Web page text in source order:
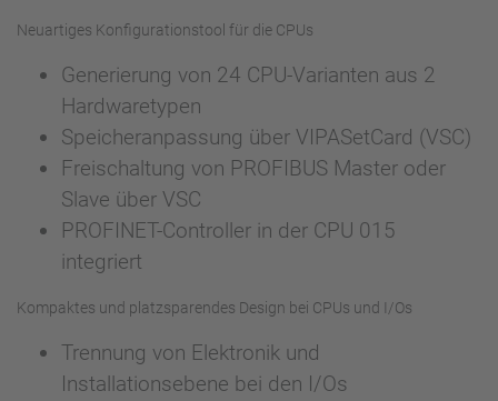
Neuartiges Konfigurationstool für die CPUs
Generierung von 24 CPU-Varianten aus 2
Hardwaretypen
Speicheranpassung über VIPASetCard (VSC)
Freischaltung von PROFIBUS Master oder
Slave über VSC
PROFINET-Controller in der CPU 015
integriert
Kompaktes und platzsparendes Design bei CPUs und I/Os
Trennung von Elektronik und
Installationsebene bei den I/Os